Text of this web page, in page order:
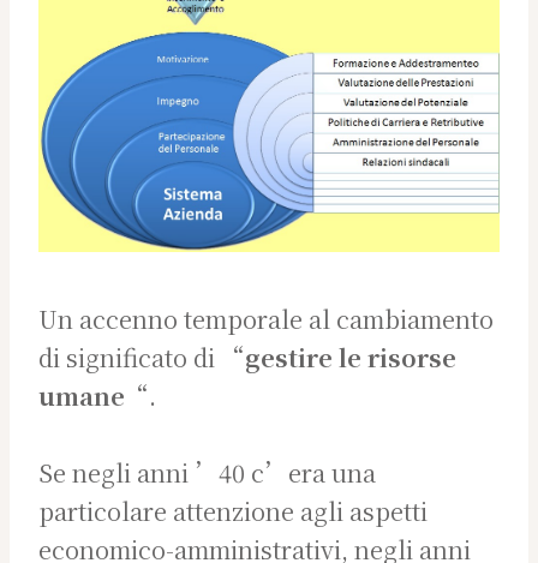
Un accenno temporale al cambiamento
di significato di “gestire le risorse
umane “.
Se negli anni ’40 c’era una
particolare attenzione agli aspetti
economico-amministrativi, negli anni